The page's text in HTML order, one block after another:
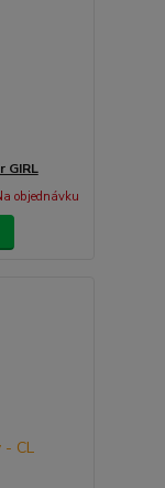
GIRL
objednávku